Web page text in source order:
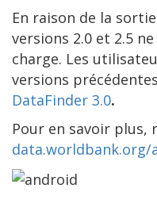
En raison de la
versions 2.0 et 2.5
charge. Les
versions
DataFinder 3.0.
Pour en savoir plus,
data.worldbank.org/